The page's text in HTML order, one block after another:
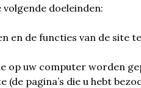
doeleinden:
en de functies van de
op uw computer worden
pagina’s die u hebt